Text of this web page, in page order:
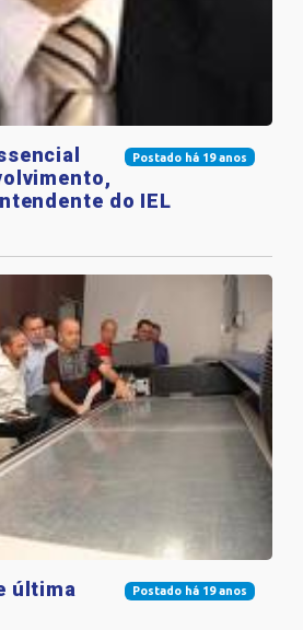
Postado há 19 anos
do IEL
Postado há 19 anos
última